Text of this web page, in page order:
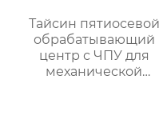
Тайсин пятиосевой
обрабатывающий
центр с ЧПУ для
механической